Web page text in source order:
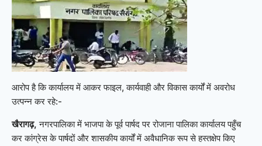
आरोप है कि कार्यालय में आकर फाइल, कार्यवाही और विकास कार्यों में अवरोध
उत्पन्न कर रहे:-
खैरागढ़, नगरपालिका में भाजपा के पूर्व पार्षद पर रोजाना पालिका कार्यालय पहुँच
कर कांग्रेस के पार्षदों और शासकीय कार्यों में अवैधानिक रूप से हस्तक्षेप किए